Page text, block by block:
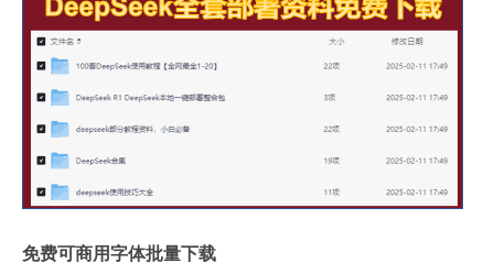
免费可商用字体批量下载